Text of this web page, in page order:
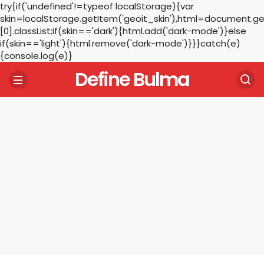
try{if('undefined'!=typeof localStorage){var
[0].classList;if(skin=='dark'){html.add('dark-mode')}else
if(skin=='light'){html.remove('dark-mode')}}}catch(e)
{console.log(e)}
Define Bulma